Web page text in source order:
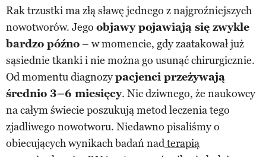
Rak trzustki ma złą sławę jednego z najgroźniejszych
nowotworów. Jego objawy pojawiają się zwykle
bardzo późno– w momencie, gdy zaatakował już
sąsiednie tkanki i nie można go usunąć chirurgicznie.
Od momentu diagnozypacjenci przeżywają
średnio 3–6 miesięcy. Nic dziwnego, że naukowcy
na całym świecie poszukują metod leczenia tego
zjadliwego nowotworu. Niedawno pisaliśmy o
obiecujących wynikach badań nadterapią